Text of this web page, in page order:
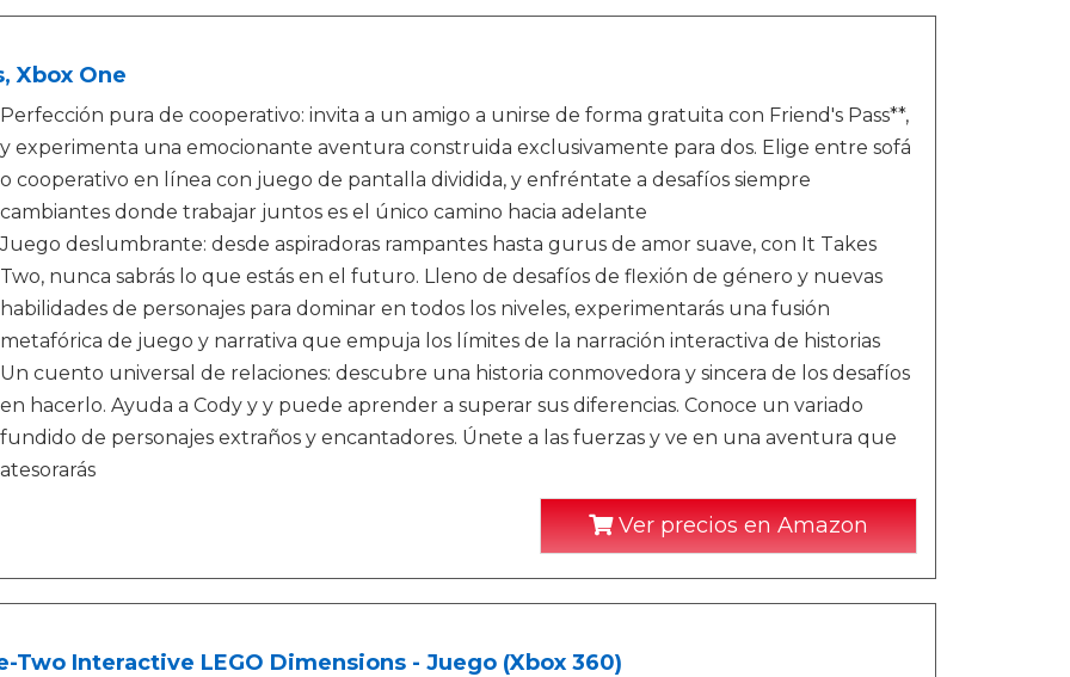
Xbox One
Perfección pura de cooperativo: invita a un amigo a unirse de forma gratuita con Friend's Pass**,
y experimenta una emocionante aventura construida exclusivamente para dos. Elige entre sofá
o cooperativo en línea con juego de pantalla dividida, y enfréntate a desafíos siempre
cambiantes donde trabajar juntos es el único camino hacia adelante
Juego deslumbrante: desde aspiradoras rampantes hasta gurus de amor suave, con It Takes
Two, nunca sabrás lo que estás en el futuro. Lleno de desafíos de flexión de género y nuevas
habilidades de personajes para dominar en todos los niveles, experimentarás una fusión
metafórica de juego y narrativa que empuja los límites de la narración interactiva de historias
Un cuento universal de relaciones: descubre una historia conmovedora y sincera de los desafíos
en hacerlo. Ayuda a Cody y y puede aprender a superar sus diferencias. Conoce un variado
fundido de personajes extraños y encantadores. Únete a las fuerzas y ve en una aventura que
atesorarás
Ver precios en Amazon
Two Interactive LEGO Dimensions - Juego (Xbox 360)